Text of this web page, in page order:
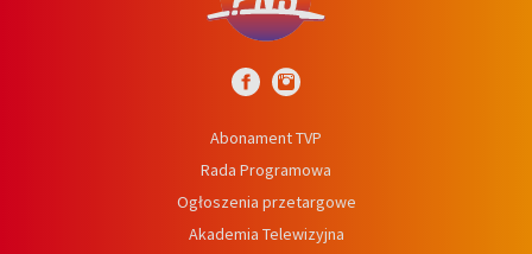
Abonament TVP
Rada Programowa
Ogłoszenia przetargowe
Akademia Telewizyjna